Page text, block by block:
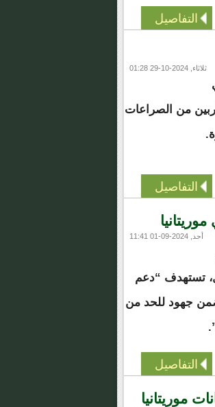
التفاصيل
ثلاثاء, 2024-10-29 01:28
من الصراعات
التفاصيل
أحد, 2024-09-01 11:41
تستهدف “دعم
جهود للحد من
التفاصيل
موريتانيا